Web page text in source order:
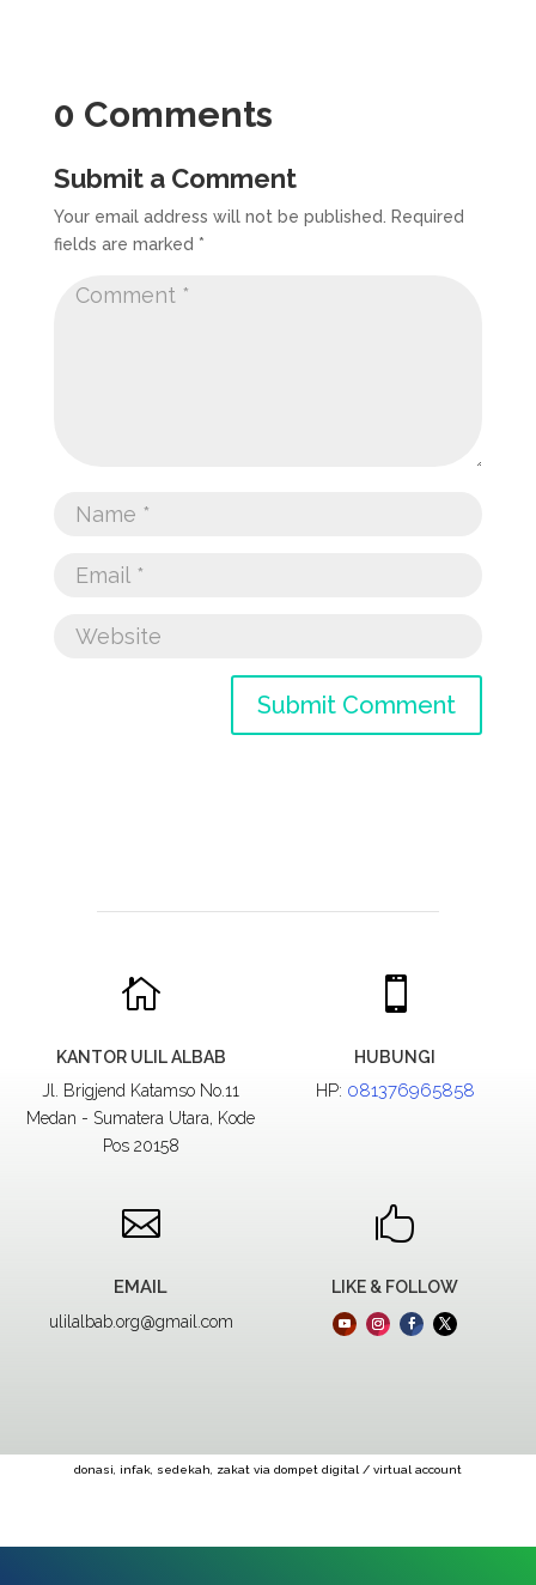
0 Comments
Submit a Comment
Your email address will not be published.
Required
fields are marked *
Submit Comment

KANTOR ULIL ALBAB
Jl. Brigjend Katamso No.11
Medan - Sumatera Utara, Kode
Pos 20158

HUBUNGI
HP: 081376965858

EMAIL
ulilalbab.org@gmail.com

LIKE & FOLLOW
donasi, infak, sedekah, zakat via dompet digital / virtual account